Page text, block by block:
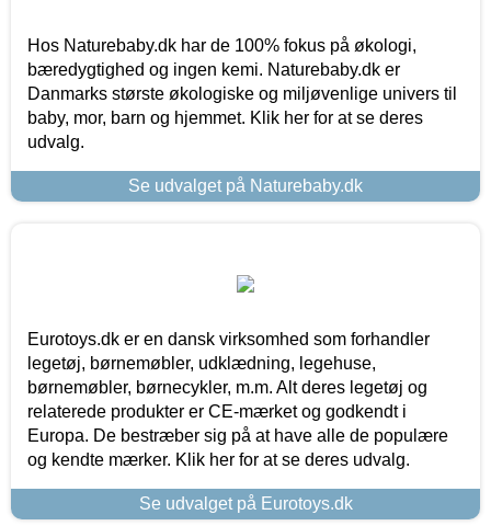
Hos Naturebaby.dk har de 100% fokus på økologi,
bæredygtighed og ingen kemi. Naturebaby.dk er
Danmarks største økologiske og miljøvenlige univers til
baby, mor, barn og hjemmet. Klik her for at se deres
udvalg.
Se udvalget på Naturebaby.dk
Eurotoys.dk er en dansk virksomhed som forhandler
legetøj, børnemøbler, udklædning, legehuse,
børnemøbler, børnecykler, m.m. Alt deres legetøj og
relaterede produkter er CE-mærket og godkendt i
Europa. De bestræber sig på at have alle de populære
og kendte mærker. Klik her for at se deres udvalg.
Se udvalget på Eurotoys.dk